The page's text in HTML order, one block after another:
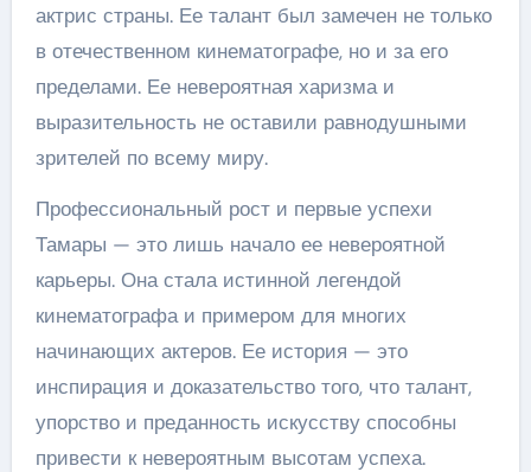
актрис страны. Ее талант был замечен не только
в отечественном кинематографе, но и за его
пределами. Ее невероятная харизма и
выразительность не оставили равнодушными
зрителей по всему миру.
Профессиональный рост и первые успехи
Тамары — это лишь начало ее невероятной
карьеры. Она стала истинной легендой
кинематографа и примером для многих
начинающих актеров. Ее история — это
инспирация и доказательство того, что талант,
упорство и преданность искусству способны
привести к невероятным высотам успеха.